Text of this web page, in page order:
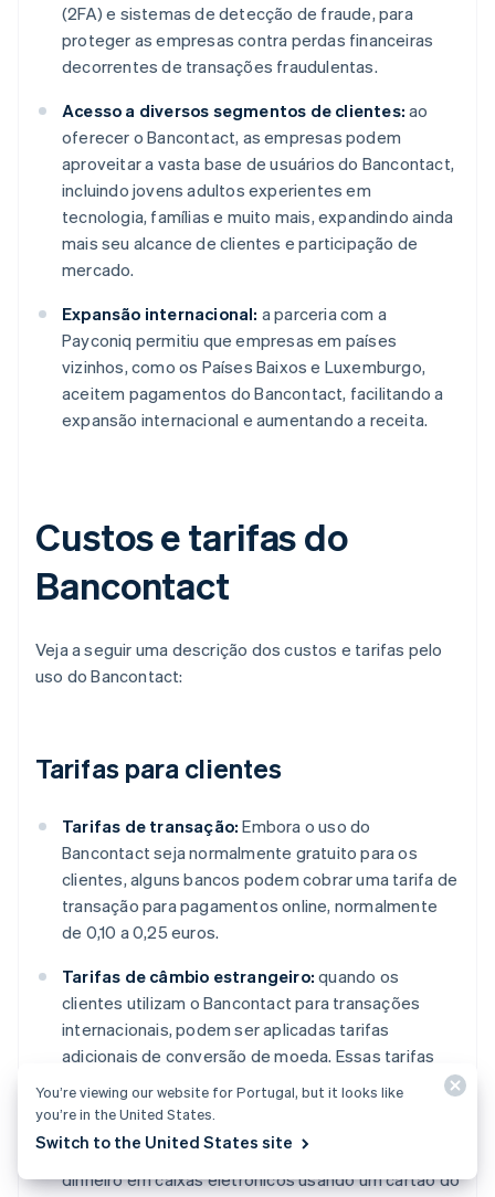
(2FA) e sistemas de detecção de fraude, para
proteger as empresas contra perdas financeiras
decorrentes de transações fraudulentas.
Acesso a diversos segmentos de clientes: ao
oferecer o Bancontact, as empresas podem
aproveitar a vasta base de usuários do Bancontact,
incluindo jovens adultos experientes em
tecnologia, famílias e muito mais, expandindo ainda
mais seu alcance de clientes e participação de
mercado.
Expansão internacional: a parceria com a
Payconiq permitiu que empresas em países
vizinhos, como os Países Baixos e Luxemburgo,
aceitem pagamentos do Bancontact, facilitando a
expansão internacional e aumentando a receita.
Custos e tarifas do
Bancontact
Veja a seguir uma descrição dos custos e tarifas pelo
uso do Bancontact:
Tarifas para clientes
Tarifas de transação: Embora o uso do
Bancontact seja normalmente gratuito para os
clientes, alguns bancos podem cobrar uma tarifa de
transação para pagamentos online, normalmente
de 0,10 a 0,25 euros.
Tarifas de câmbio estrangeiro: quando os
clientes utilizam o Bancontact para transações
internacionais, podem ser aplicadas tarifas
adicionais de conversão de moeda. Essas tarifas
variam de acordo com o banco e o par de moedas
envolvido.
Tarifas de saque em caixas eletrônicos:
dinheiro em caixas eletrônicos usando um cartão do
You’re viewing our website for Portugal, but it looks like
you’re in the United States.
Switch to the United States site